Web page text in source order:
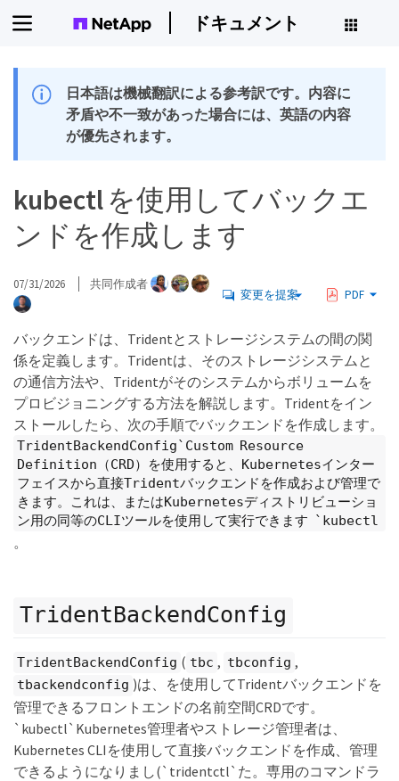
ドキュメント
日本語は機械翻訳による参考訳です。内容に
矛盾や不一致があった場合には、英語の内容
が優先されます。
kubectl を使用してバックエ
ンドを作成します
07/31/2026 共同作成者
変更を提案 PDF
バックエンドは、Tridentとストレージシステムの間の関
係を定義します。Tridentは、そのストレージシステムと
の通信方法や、Tridentがそのシステムからボリュームを
プロビジョニングする方法を解説します。Tridentをイン
ストールしたら、次の手順でバックエンドを作成します。
TridentBackendConfig`Custom Resource
Definition（CRD）を使用すると、Kubernetesインター
フェイスから直接Tridentバックエンドを作成および管理で
きます。これは、またはKubernetesディストリビューショ
ン用の同等のCLIツールを使用して実行できます `kubectl
。
TridentBackendConfig
TridentBackendConfig ( tbc , tbconfig ,
tbackendconfig )は、を使用してTridentバックエンドを
管理できるフロントエンドの名前空間CRDです。
`kubectl`Kubernetes管理者やストレージ管理者は、
Kubernetes CLIを使用して直接バックエンドを作成、管理
できるようになりまし(`tridentctl`た。専用のコマンドラ